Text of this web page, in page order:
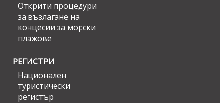
Открити процедури
за възлагане на
концесии за морски
плажове
РЕГИСТРИ
Национален
туристически
регистър